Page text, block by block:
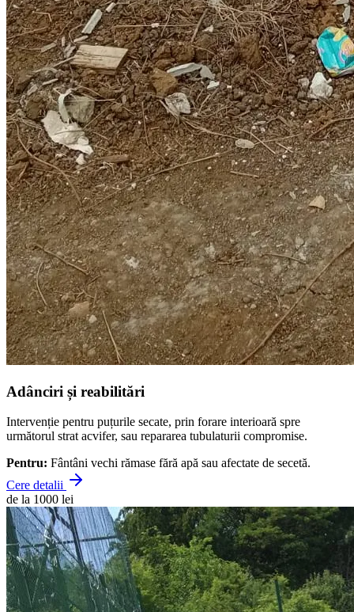
Adânciri și reabilitări
Intervenție pentru puțurile secate, prin forare interioară spre
următorul strat acvifer, sau repararea tubulaturii compromise.
Pentru: Fântâni vechi rămase fără apă sau afectate de secetă.
Cere detalii
de la 1000 lei